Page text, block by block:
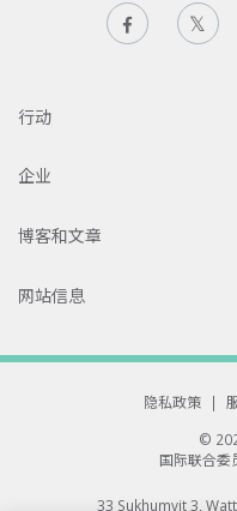
行动
企业
博客和文章
网站信息
隐私政策 |
©
国际联合委
33 Sukhumvit 3,